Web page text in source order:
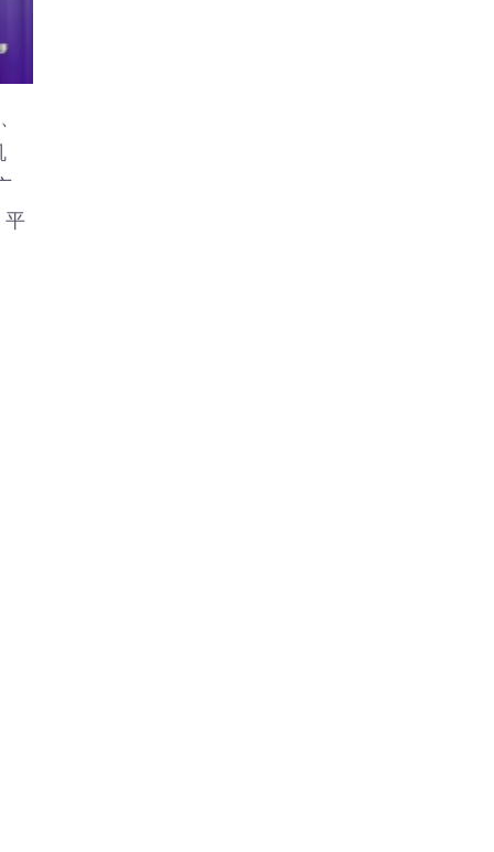
平